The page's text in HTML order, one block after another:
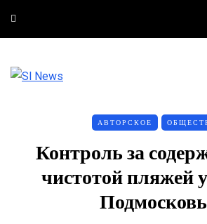
АВТОРСКОЕ
Контроль за
чистотой пляжей